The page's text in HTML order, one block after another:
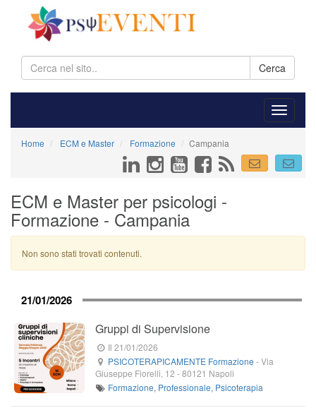
Cerca
Home ECM e Master Formazione Campania
ECM e Master per psicologi -
Formazione - Campania
Non sono stati trovati contenuti.
21/01/2026
Gruppi di Supervisione
Il 21/01/2026
PSICOTERAPICAMENTE Formazione -Via
Giuseppe Fiorelli, 12 -80121 Napoli
Formazione, Professionale, Psicoterapia